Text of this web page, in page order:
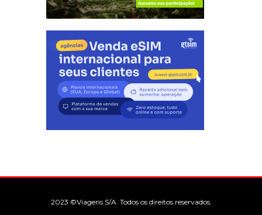
2023 ©Viagens S/A. Todos os direitos reservados.